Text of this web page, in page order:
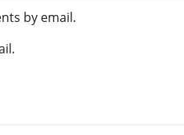
by email.